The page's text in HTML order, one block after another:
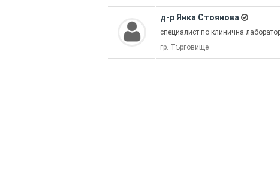
д-р Янка Стоянова
специалист по клинична
гр. Търговище